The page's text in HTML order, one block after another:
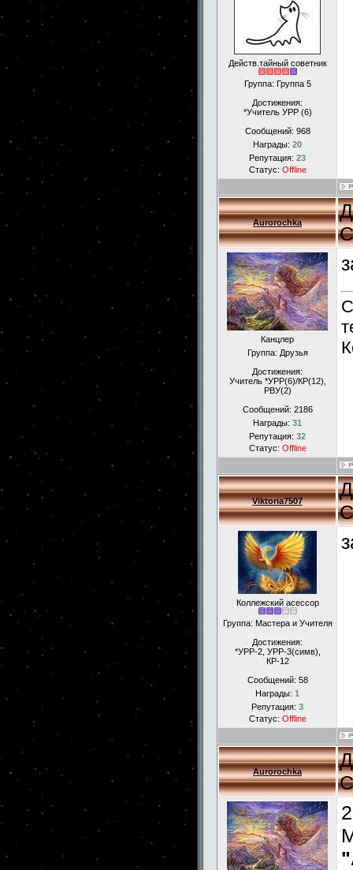
Действ.тайный советник
Группа: Группа 5
Достижения:
*Учитель УРР (6)
Сообщений: 968
Награды: 20
Репутация: 23
Статус: Offline
Aurorochka
Канцлер
Группа: Друзья
Достижения:
Учитель *УРР(6)/КР(12),
РВУ(2)
Сообщений: 2186
Награды: 31
Репутация: 32
Статус: Offline
Viktoria7507
Коллежский асессор
Группа: Мастера и Учителя
Достижения:
*УРР-2, УРР-3(симв),
КР-12
Сообщений: 58
Награды: 1
Репутация: 3
Статус: Offline
Aurorochka